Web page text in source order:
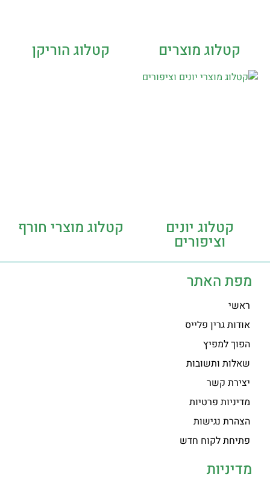
קטלוג מוצרים קטלוג הוריקן
קטלוג יונים
וציפורים
קטלוג מוצרי חורף
מפת האתר
ראשי
אודות גרין פלייס
הפוך למפיץ
שאלות ותשובות
יצירת קשר
מדיניות פרטיות
הצהרת נגישות
פתיחת לקוח חדש
מדיניות